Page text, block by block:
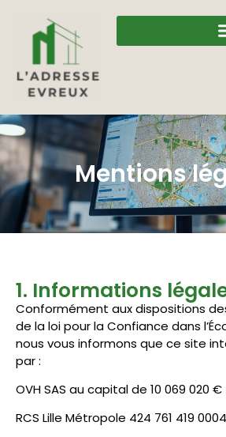
Mentions
1. Informations
Conformément aux dispositions
de la loi pour la Confiance dans
nous vous informons que ce site
par :
OVH SAS au capital de 10 069 020 €
RCS Lille Métropole 424 761 419